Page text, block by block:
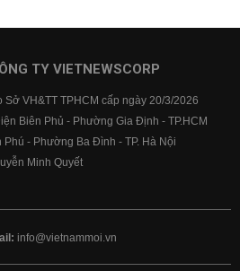
TY VIETNEWSCORP
VH&TT TPHCM cấp ngày 20/3/2026
Biên Phủ - Phường Gia Định - TP.HCM
Phú - Phường Ba Đình - TP. Hà Nội
Minh Quyết
info@vietnammoi.vn